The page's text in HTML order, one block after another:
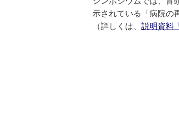
示されている「病院の
（詳しくは、 説明資料